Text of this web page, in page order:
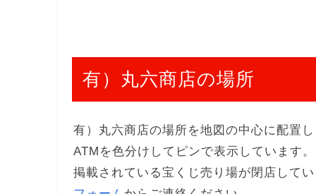
有）丸六商店の場所
有）丸六商店の場所を地図の中心に配置
ATMを色分けしてピンで表示しています。
掲載されている宝くじ売り場が閉店して